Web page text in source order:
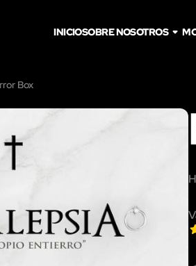
INICIOSOBRE NOSOTROS
Box